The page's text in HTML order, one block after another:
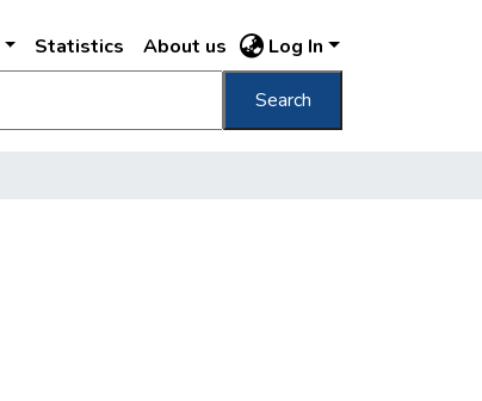
Statistics About us Log In
Search